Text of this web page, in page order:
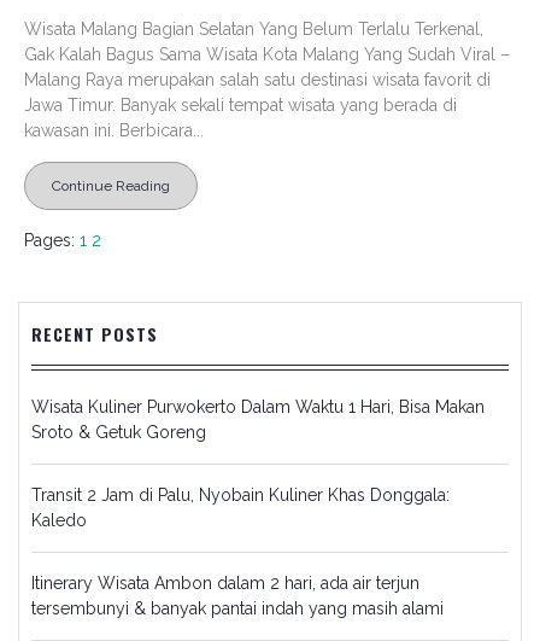
Wisata Malang Bagian Selatan Yang Belum Terlalu Terkenal,
Gak Kalah Bagus Sama Wisata Kota Malang Yang Sudah Viral –
Malang Raya merupakan salah satu destinasi wisata favorit di
Jawa Timur. Banyak sekali tempat wisata yang berada di
kawasan ini. Berbicara...
Continue Reading
Pages: 1 2
RECENT POSTS
Wisata Kuliner Purwokerto Dalam Waktu 1 Hari, Bisa Makan
Sroto & Getuk Goreng
Transit 2 Jam di Palu, Nyobain Kuliner Khas Donggala:
Kaledo
Itinerary Wisata Ambon dalam 2 hari, ada air terjun
tersembunyi & banyak pantai indah yang masih alami